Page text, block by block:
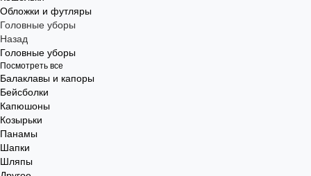
Обложки и футляры
Головные уборы
Назад
Головные уборы
Посмотреть все
Балаклавы и капоры
Бейсболки
Капюшоны
Козырьки
Панамы
Шапки
Шляпы